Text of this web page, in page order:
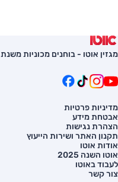
מגזין אוטו - בוחנים מכוניות משנת 1986
מדיניות פרטיות
אבטחת מידע
הצהרת נגישות
תקנון האתר ושירות הייעוץ
אודות אוטו
אוטו השנה 2025
לעבוד באוטו
צור קשר